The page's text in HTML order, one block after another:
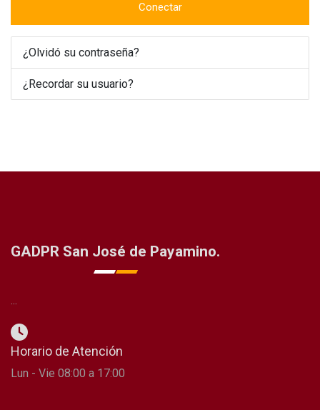
Conectar
¿Olvidó su contraseña?
¿Recordar su usuario?
GADPR San José de Payamino.
...
Horario de Atención
Lun - Vie 08:00 a 17:00